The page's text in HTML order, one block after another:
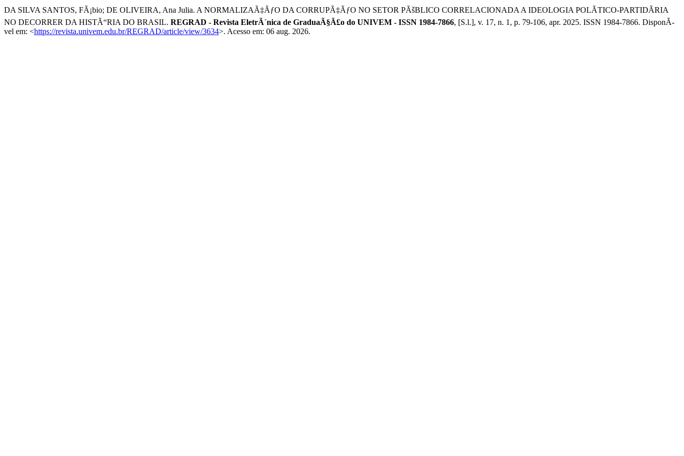
DA SILVA SANTOS, FÃ¡bio; DE OLIVEIRA, Ana Julia. A NORMALIZAÃ‡ÃƒO DA CORRUPÃ‡ÃƒO NO SETOR PÃšBLICO CORRELACIONADA A IDEOLOGIA POLÃTICO-PARTIDÃRIA
NO DECORRER DA HISTÃ“RIA DO BRASIL. REGRAD - Revista EletrÃ´nica de GraduaÃ§Ã£o do UNIVEM - ISSN 1984-7866, [S.l.], v. 17, n. 1, p. 79-106, apr. 2025. ISSN 1984-7866. DisponÃ­
vel em: <https://revista.univem.edu.br/REGRAD/article/view/3634>. Acesso em: 06 aug. 2026.